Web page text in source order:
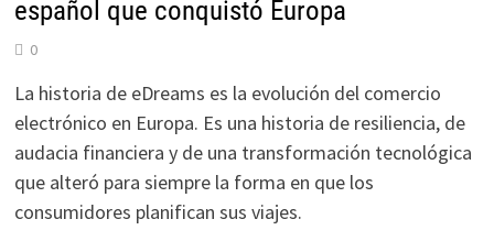
español que conquistó Europa
0
La historia de eDreams es la evolución del comercio
electrónico en Europa. Es una historia de resiliencia, de
audacia financiera y de una transformación tecnológica
que alteró para siempre la forma en que los
consumidores planifican sus viajes.